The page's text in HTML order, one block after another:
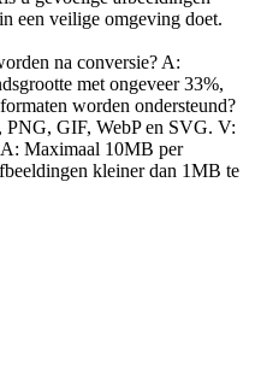
een veilige omgeving doet.
na conversie? A:
met ongeveer 33%,
worden ondersteund?
PNG, GIF, WebP en SVG. V:
A: Maximaal 10MB per
kleiner dan 1MB te